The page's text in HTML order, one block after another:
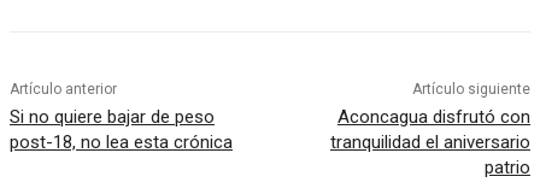
Artículo anterior
Si no quiere bajar de peso
post-18, no lea esta crónica
Artículo siguiente
Aconcagua disfrutó con
tranquilidad el aniversario
patrio